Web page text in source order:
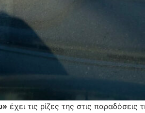
έχει τις ρίζες της στις